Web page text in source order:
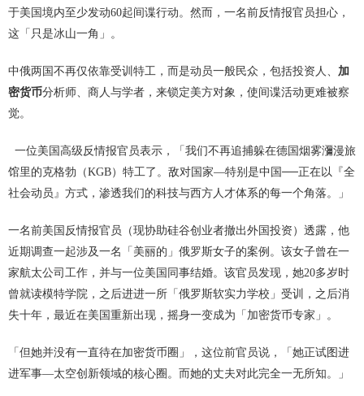
于美国境内至少发动60起间谍行动。然而，一名前反情报官员担心，
这「只是冰山一角」。
中俄两国不再仅依靠受训特工，而是动员一般民众，包括投资人、 加
密货币分析师、商人与学者，来锁定美方对象，使间谍活动更难被察
觉。
一位美国高级反情报官员表示，「我们不再追捕躲在德国烟雾瀰漫旅
馆里的克格勃（KGB）特工了。敌对国家—特别是中国──正在以『全
社会动员』方式，渗透我们的科技与西方人才体系的每一个角落。」
一名前美国反情报官员（现协助硅谷创业者撤出外国投资）透露，他
近期调查一起涉及一名「美丽的」俄罗斯女子的案例。该女子曾在一
家航太公司工作，并与一位美国同事结婚。该官员发现，她20多岁时
曾就读模特学院，之后进进一所「俄罗斯软实力学校」受训，之后消
失十年，最近在美国重新出现，摇身一变成为「加密货币专家」。
「但她并没有一直待在加密货币圈」，这位前官员说，「她正试图进
进军事—太空创新领域的核心圈。而她的丈夫对此完全一无所知。」